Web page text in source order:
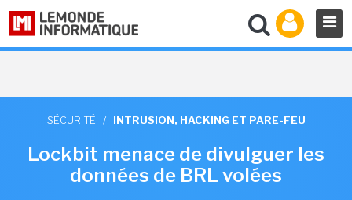
SÉCURITÉ / INTRUSION, HACKING ET PARE-FEU
Lockbit menace de divulguer les
données de BRL volées